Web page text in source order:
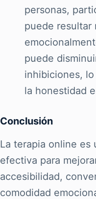
personas,
puede resultar
puede
inhibiciones,
la honestidad
Conclusión
La terapia online es
efectiva para
accesibilidad,
comodidad